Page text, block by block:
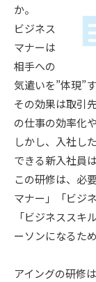
か。
ビジネス
マナーは
相手への
気遣いを”体現”
その効果は取引
の仕事の効率化
しかし、入社し
できる新入社員
この研修は、必
マナー」「ビジ
「ビジネスス
ーソンになるた
アイングの研修